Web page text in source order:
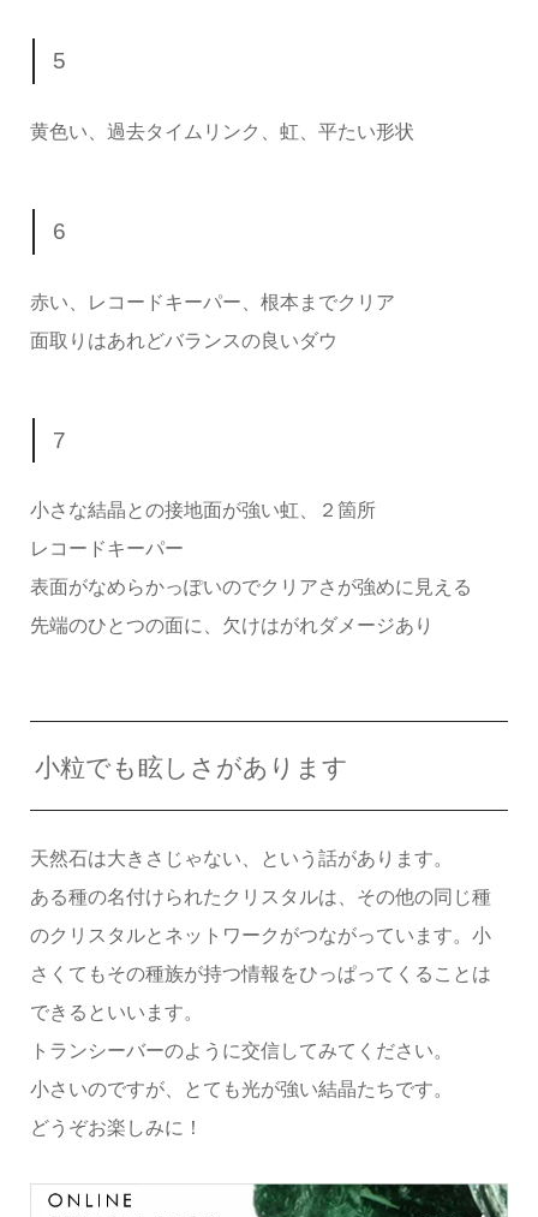
5
黄色い、過去タイムリンク、虹、平たい形状
6
赤い、レコードキーパー、根本までクリア
面取りはあれどバランスの良いダウ
7
小さな結晶との接地面が強い虹、２箇所
レコードキーパー
表面がなめらかっぽいのでクリアさが強めに見える
先端のひとつの面に、欠けはがれダメージあり
小粒でも眩しさがあります
天然石は大きさじゃない、という話があります。
ある種の名付けられたクリスタルは、その他の同じ種
のクリスタルとネットワークがつながっています。小
さくてもその種族が持つ情報をひっぱってくることは
できるといいます。
トランシーバーのように交信してみてください。
小さいのですが、とても光が強い結晶たちです。
どうぞお楽しみに！